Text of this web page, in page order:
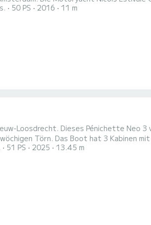
Platz für maximal 6 Personen in 2 Doppelkabinen und
50 PS 2016 11 m
Loosdrecht. Dieses Pénichette Neo
und eine Kapazität von 6 Personen. Mit
wird es Ihr perfekter Begleiter sein,
51 PS 2025 13.45 m